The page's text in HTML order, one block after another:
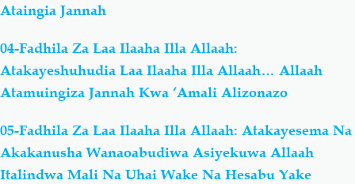
Ataingia Jannah
04-Fadhila Za Laa Ilaaha Illa Allaah:
Atakayeshuhudia Laa Ilaaha Illa Allaah… Allaah
Atamuingiza Jannah Kwa ‘Amali Alizonazo
05-Fadhila Za Laa Ilaaha Illa Allaah: Atakayesema Na
Akakanusha Wanaoabudiwa Asiyekuwa Allaah
Italindwa Mali Na Uhai Wake Na Hesabu Yake